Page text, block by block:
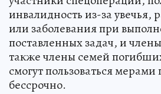
инвалидность из-за увечья,
или заболевания при
поставленных задач, и
также члены семей
смогут пользоваться
бессрочно.